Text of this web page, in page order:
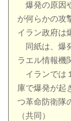
爆発の原因
が何らかの攻
イラン政府は
同紙は、爆
ラエル情報機
イランでは
庫で爆発が起
つ革命防衛隊
（共同）